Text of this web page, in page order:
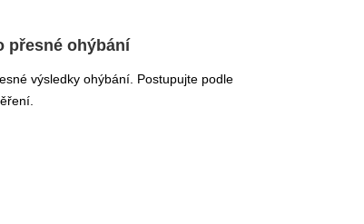
přesné ohýbání
výsledky ohýbání. Postupujte podle